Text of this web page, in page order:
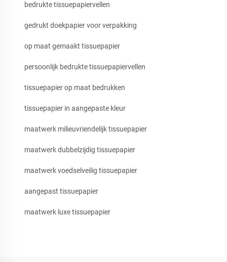
bedrukte tissuepapiervellen
gedrukt doekpapier voor verpakking
op maat gemaakt tissuepapier
persoonlijk bedrukte tissuepapiervellen
tissuepapier op maat bedrukken
tissuepapier in aangepaste kleur
maatwerk milieuvriendelijk tissuepapier
maatwerk dubbelzijdig tissuepapier
maatwerk voedselveilig tissuepapier
aangepast tissuepapier
maatwerk luxe tissuepapier